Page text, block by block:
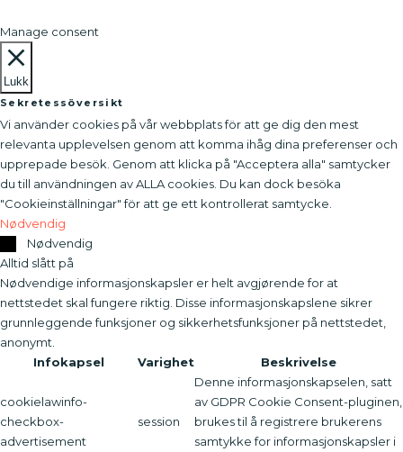
Manage consent
Lukk
Sekretessöversikt
Vi använder cookies på vår webbplats för att ge dig den mest
relevanta upplevelsen genom att komma ihåg dina preferenser och
upprepade besök. Genom att klicka på "Acceptera alla" samtycker
du till användningen av ALLA cookies. Du kan dock besöka
"Cookieinställningar" för att ge ett kontrollerat samtycke.
Nødvendig
Nødvendig
Alltid slått på
Nødvendige informasjonskapsler er helt avgjørende for at
nettstedet skal fungere riktig. Disse informasjonskapslene sikrer
grunnleggende funksjoner og sikkerhetsfunksjoner på nettstedet,
anonymt.
Infokapsel
Varighet Beskrivelse
cookielawinfo-
checkbox-
advertisement
session
Denne informasjonskapselen, satt
av GDPR Cookie Consent-pluginen,
brukes til å registrere brukerens
samtykke for informasjonskapsler i